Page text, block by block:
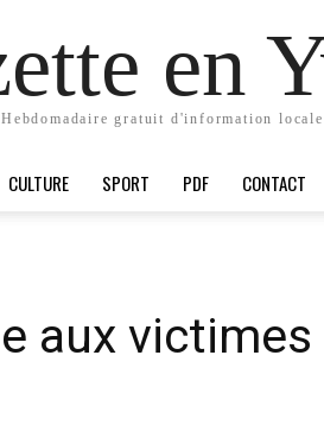
en
Hebdomadaire gratuit d'information locale
CULTURE SPORT PDF CONTACT
aux victimes